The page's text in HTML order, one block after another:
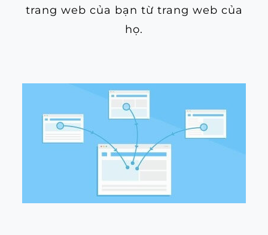
trang web của bạn từ trang web của
họ.